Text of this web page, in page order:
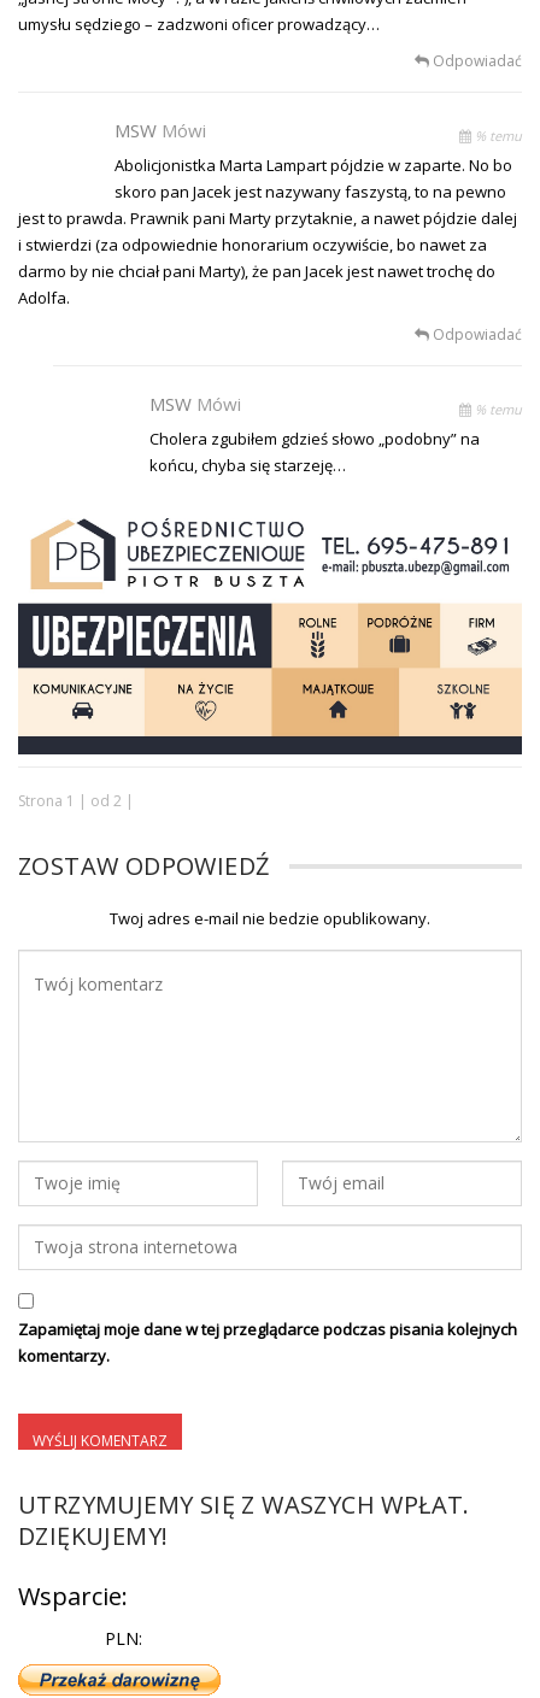
umysłu sędziego – zadzwoni oficer prowadzący…
Odpowiadać
MSW Mówi % temu
Abolicjonistka Marta Lampart pójdzie w zaparte. No bo
skoro pan Jacek jest nazywany faszystą, to na pewno
jest to prawda. Prawnik pani Marty przytaknie, a nawet pójdzie dalej
i stwierdzi (za odpowiednie honorarium oczywiście, bo nawet za
darmo by nie chciał pani Marty), że pan Jacek jest nawet trochę do
Adolfa.
Odpowiadać
MSW Mówi % temu
Cholera zgubiłem gdzieś słowo „podobny” na
końcu, chyba się starzeję…
Strona 1 | od 2 |
ZOSTAW ODPOWIEDŹ
Twoj adres e-mail nie bedzie opublikowany.
Zapamiętaj moje dane w tej przeglądarce podczas pisania kolejnych
komentarzy.
UTRZYMUJEMY SIĘ Z WASZYCH WPŁAT.
DZIĘKUJEMY!
Wsparcie:
PLN: